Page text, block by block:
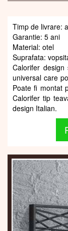
Timp de livrare:
Garantie: 5 ani
Material: otel
Suprafata:
Calorifer
universal care
Poate fi montat
Calorifer tip
design Italian.